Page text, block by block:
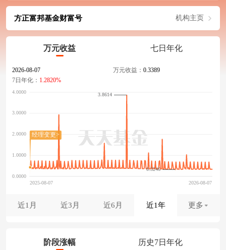
方正富邦基金财富号 机构主页
万元收益 七日年化
2026-08-07 万元收益： 0.3389
7日年化： 1.2820%
0.3246
3.8614
近1月 近3月 近6月 近1年 更多
阶段涨幅 历史7日年化